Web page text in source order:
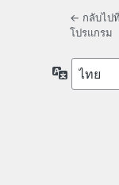
← กลับไป
โปรแกรม
ภาษา